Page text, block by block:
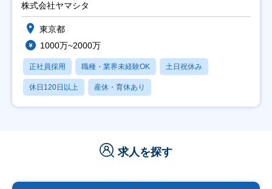
株式会社ヤマシタ
東京都
1000万~2000万
正社員採用 職種・業界未経験OK 土日祝休み
休日120日以上 産休・育休あり
求人を探す